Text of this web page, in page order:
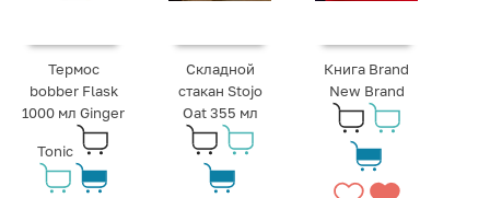
Термос
bobber Flask
1000 мл Ginger
Tonic
Складной
стакан Stojo
Oat 355 мл
Книга Brand
New Brand